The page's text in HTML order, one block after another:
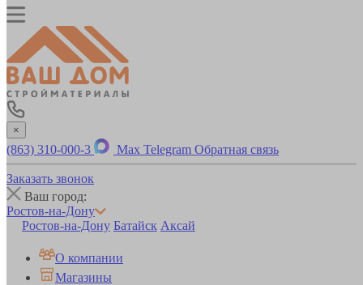
×
(863) 310-000-3 Max Telegram Обратная связь
Заказать звонок
Ваш город:
Ростов-на-Дону
Ростов-на-Дону Батайск Аксай
О компании
Магазины